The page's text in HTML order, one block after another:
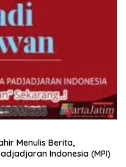
Menulis Berita,
Indonesia (MPI)